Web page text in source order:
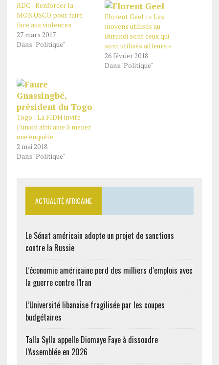
RDC : Renforcer la
MONUSCO pour faire
face aux violences
27 mars 2017
Dans "Politique"
Florent Geel : « Les
moyens utilisés au
Burundi sont ceux qui
sont utilisés ailleurs »
26 février 2018
Dans "Politique"
Togo : La FIDH invite
l’union africaine à mener
une enquête
2 mai 2018
Dans "Politique"
ACTUALITÉ AFRICAINE
Le Sénat américain adopte un projet de sanctions
contre la Russie
L’économie américaine perd des milliers d’emplois avec
la guerre contre l’Iran
L’Université libanaise fragilisée par les coupes
budgétaires
Talla Sylla appelle Diomaye Faye à dissoudre
l’Assemblée en 2026